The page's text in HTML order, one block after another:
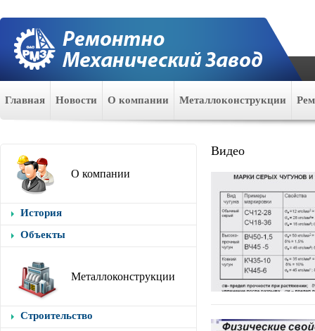
Главная Новости О компании Металлоконструкции
О компании
История
Объекты
Металлоконструкции
Строительство
Видео